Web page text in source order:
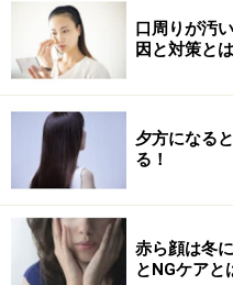
しょう。
これらの違いは重量で、
ります。重量が3倍なの
トをしても身体にかかる
信のある人はボクサー仕
軽いものを仕様するよう
口周りが汚
因と対策とは
夕方になる
る！
赤ら顔は冬
とNGケアと